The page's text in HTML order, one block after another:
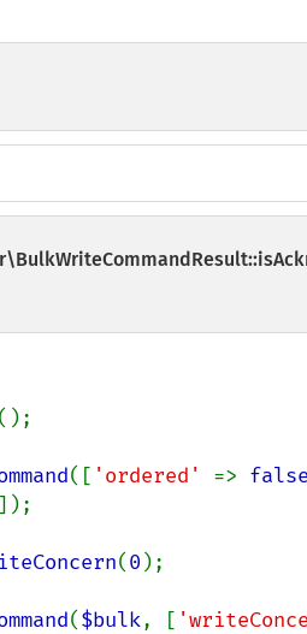
();
([ 'ordered' => false
]);
(0 );
($bulk, [